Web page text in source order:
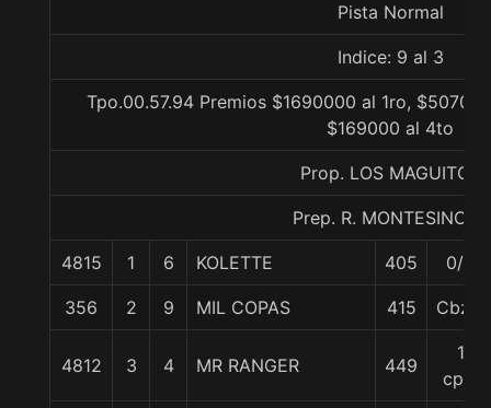
Pista Normal
Indice: 9 al 3
Tpo.00.57.94 Premios $1690000 al 1ro,
$169000 al 4to
Prop. LOS MAGUITOS
Prep. R. MONTESINO S.
4815 1 6 KOLETTE 405 0/0
356 2 9 MIL COPAS 415 Cbza.
4812 3 4 MR RANGER 449
1
cpo.